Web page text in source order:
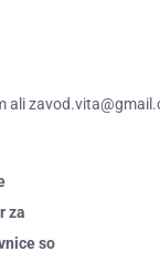
aliz
za
so